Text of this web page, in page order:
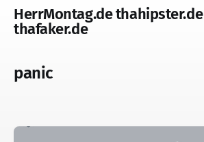
HerrMontag.de thahipster.de
thafaker.de
panic